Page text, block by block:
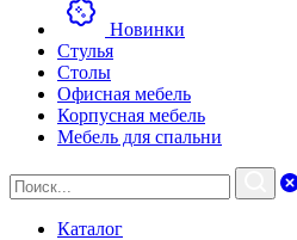
Новинки
Стулья
Столы
Офисная мебель
Корпусная мебель
Мебель для спальни
Каталог